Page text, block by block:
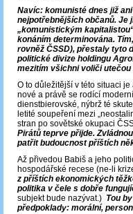
Navíc: komunisté dnes již
nejpotřebnějších občanů. Je
„komunistickým
konáním determinována.
rovněž ČSSD), přestaly tyto
politické divize holdingu
mezitím všichni voliči utečou
O to důležitější v této situaci
nové a právě se rodící
dienstbierovské, nýbrž té
letité soupeření mezi
stran po sovětské okupaci
Pirátů teprve přijde.
patřit budoucnost příštích
Až přivedou Babiš a jeho
hospodářské recese (ne-li
z příštích ekonomických
politika v čele s dobře
subjekt bude nazývat.) Tou
předpoklady: morální,